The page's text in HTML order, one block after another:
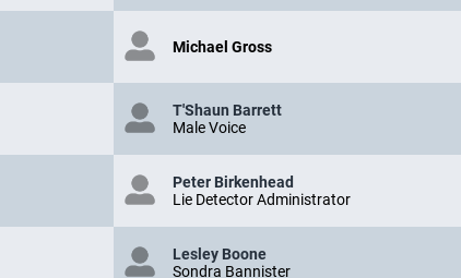
Michael Gross
T'Shaun Barrett
Male Voice
Peter Birkenhead
Lie Detector Administrator
Lesley Boone
Sondra Bannister